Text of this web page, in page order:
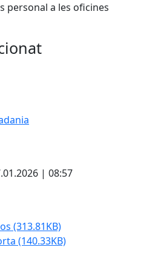
personal a les oficines
| 08:57
(313.81KB)
(140.33KB)